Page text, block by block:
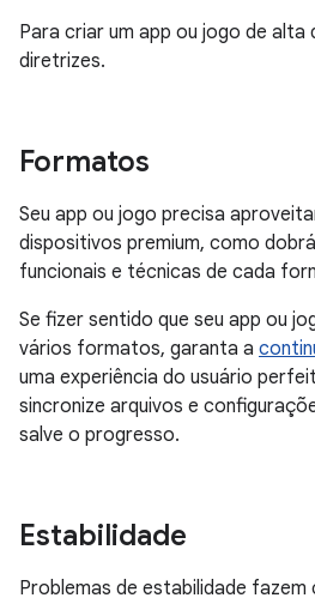
Para criar um app ou jogo de alta
diretrizes.
Formatos
Seu app ou jogo precisa
dispositivos premium, como
funcionais e técnicas de cada
Se fizer sentido que seu app ou
vários formatos, garanta a
uma experiência do usuário
sincronize arquivos e
salve o progresso.
Estabilidade
Problemas de estabilidade fazem